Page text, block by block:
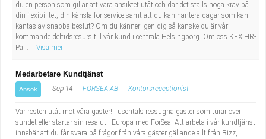
du en person som gillar att vara ansiktet utåt och där det ställs höga krav på
din flexibilitet, din känsla för service samt att du kan hantera dagar som kan
kantas av snabba beslut? Om du känner igen dig så kanske du är vår
kommande deltidsresurs till vår kund i centrala Helsingborg. Om oss KFX HR-
Pa...
Visa mer
Medarbetare Kundtjänst
Ansök Sep 14 FORSEA AB Kontorsreceptionist
Var rösten utåt mot våra gäster! Tusentals ressugna gäster som turar över
sundet eller startar sin resa ut i Europa med ForSea. Att arbeta i vår kundtjänst
innebär att du får svara på frågor från våra gäster gällande allt från Bizz,